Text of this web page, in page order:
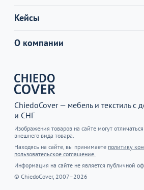
Кейсы
О компании
ChiedoCover — мебель и текстиль с
и СНГ
Изображения товаров на сайте могут
внешнего вида товара.
Находясь на сайте, вы принимаете политику
пользовательское соглашение.
Информация на сайте не является публичной
© ChiedoCover, 2007–2026